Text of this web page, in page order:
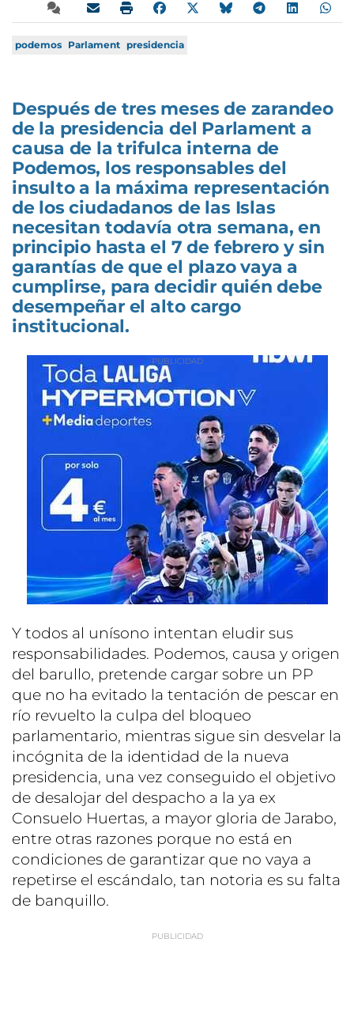
podemos Parlament presidencia
Después de tres meses de zarandeo
de la presidencia del Parlament a
causa de la trifulca interna de
Podemos, los responsables del
insulto a la máxima representación
de los ciudadanos de las Islas
necesitan todavía otra semana, en
principio hasta el 7 de febrero y sin
garantías de que el plazo vaya a
cumplirse, para decidir quién debe
desempeñar el alto cargo
institucional.
Y todos al unísono intentan eludir sus
responsabilidades. Podemos, causa y origen
del barullo, pretende cargar sobre un PP
que no ha evitado la tentación de pescar en
río revuelto la culpa del bloqueo
parlamentario, mientras sigue sin desvelar la
incógnita de la identidad de la nueva
presidencia, una vez conseguido el objetivo
de desalojar del despacho a la ya ex
Consuelo Huertas, a mayor gloria de Jarabo,
entre otras razones porque no está en
condiciones de garantizar que no vaya a
repetirse el escándalo, tan notoria es su falta
de banquillo.